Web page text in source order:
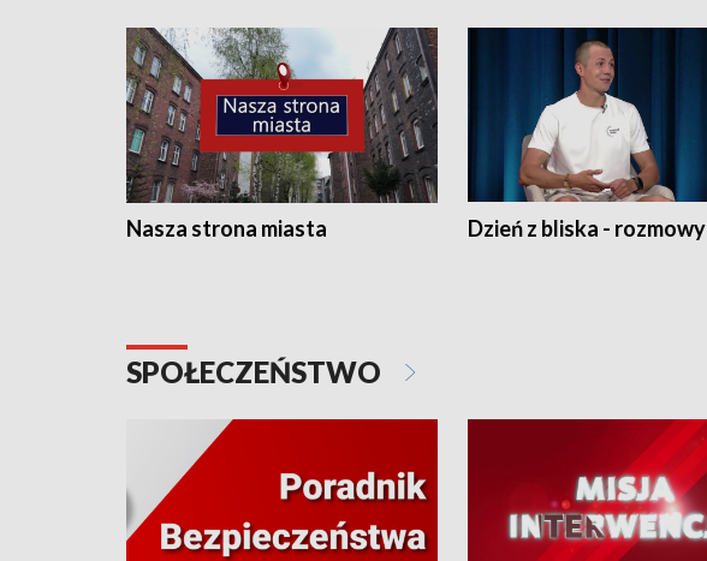
Nasza strona miasta Dzień z bliska - rozmowy
SPOŁECZEŃSTWO